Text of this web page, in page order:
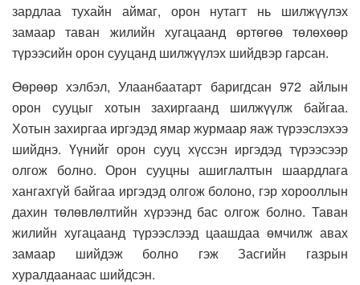
зардлаа тухайн аймаг, орон нутагт нь шилжүүлэх
замаар таван жилийн хугацаанд өртөгөө төлөхөөр
түрээсийн орон сууцанд шилжүүлэх шийдвэр гарсан.
Өөрөөр хэлбэл, Улаанбаатарт баригдсан 972 айлын
орон сууцыг хотын захиргаанд шилжүүлж байгаа.
Хотын захиргаа иргэдэд ямар журмаар яаж түрээслэхээ
шийднэ. Үүнийг орон сууц хүссэн иргэдэд түрээсээр
олгож болно. Орон сууцны ашиглалтын шаардлага
хангахгүй байгаа иргэдэд олгож болоно, гэр хорооллын
дахин төлөвлөлтийн хүрээнд бас олгож болно. Таван
жилийн хугацаанд түрээслээд цаашдаа өмчилж авах
замаар шийдэж болно гэж Засгийн газрын
хуралдаанаас шийдсэн.